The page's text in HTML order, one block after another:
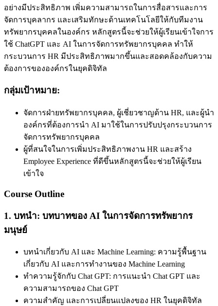
อย่างมีประสิทธิภาพ เพิ่มความสามารถในการสื่อสารและการ
จัดการบุคลากร และเสริมทักษะด้านเทคโนโลยีให้กับทีมงาน
ทรัพยากรบุคคลในองค์กร หลักสูตรนี้จะช่วยให้ผู้เรียนเข้าใจการ
ใช้ ChatGPT และ AI ในการจัดการทรัพยากรบุคคล ทำให้
กระบวนการ HR มีประสิทธิภาพมากขึ้นและสอดคล้องกับความ
ต้องการขององค์กรในยุคดิจิทัล
กลุ่มเป้าหมาย:
จัดการฝ่ายทรัพยากรบุคคล, ผู้เชี่ยวชาญด้าน HR, และผู้นำ
องค์กรที่ต้องการนำ AI มาใช้ในการปรับปรุงกระบวนการ
จัดการทรัพยากรบุคคล
ผู้ที่สนใจในการเพิ่มประสิทธิภาพงาน HR และสร้าง
Employee Experience ที่ดีขึ้นหลักสูตรนี้จะช่วยให้ผู้เรียน
เข้าใจ
Course Outline
1. บทนำ: บทบาทของ AI ในการจัดการทรัพยากร
มนุษย์
บทนำเกี่ยวกับ AI และ Machine Learning: ความรู้พื้นฐาน
เกี่ยวกับ AI และการทำงานของ Machine Learning
ทำความรู้จักกับ Chat GPT: การแนะนำ Chat GPT และ
ความสามารถของ Chat GPT
ความสำคัญ และการเปลี่ยนแปลงของ HR ในยุคดิจิทัล